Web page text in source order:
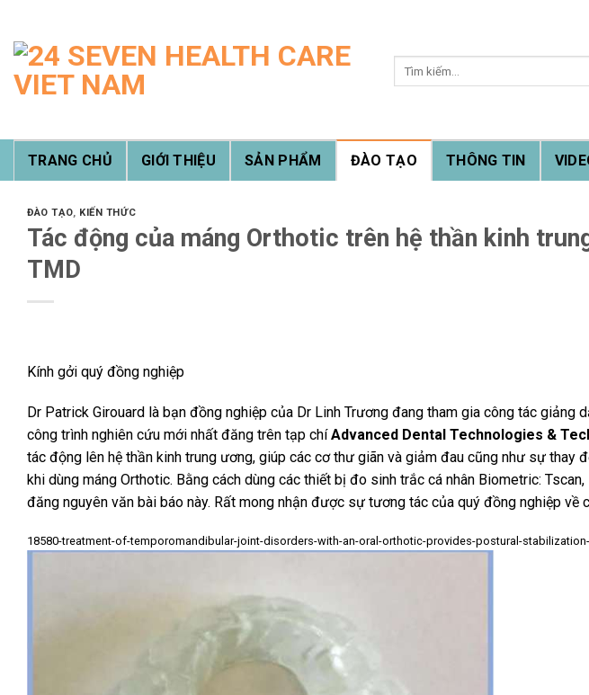
content
TRANG CHỦ GIỚI THIỆU SẢN PHẨM ĐÀO TẠO THÔNG TIN
ĐÀO TẠO, KIẾN THỨC
Tác động của máng Orthotic trên hệ thần kinh
TMD
Kính gởi quý đồng nghiệp
Dr Patrick Girouard là bạn đồng nghiệp của Dr Linh Trương đang tham gia công tác giảng
công trình nghiên cứu mới nhất đăng trên tạp chíAdvanced Dental Technologies &
tác động lên hệ thần kinh trung ương, giúp các cơ thư giãn và giảm đau cũng như sự thay
khi dùng máng Orthotic. Bằng cách dùng các thiết bị đo sinh trắc cá nhân Biometric:
đăng nguyên văn bài báo này. Rất mong nhận được sự tương tác của quý đồng nghiệp về
18580-treatment-of-temporomandibular-joint-disorders-with-an-oral-orthotic-provides-postural-